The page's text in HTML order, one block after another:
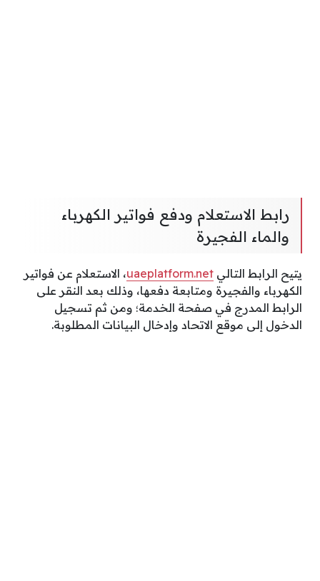
رابط الاستعلام ودفع فواتير الكهرباء
والماء الفجيرة
يتيح الرابط التالي uaeplatform.net، الاستعلام عن فواتير
الكهرباء والفجيرة ومتابعة دفعها، وذلك بعد النقر على
الرابط المدرج في صفحة الخدمة؛ ومن ثم تسجيل
الدخول إلى موقع الاتحاد وإدخال البيانات المطلوبة.